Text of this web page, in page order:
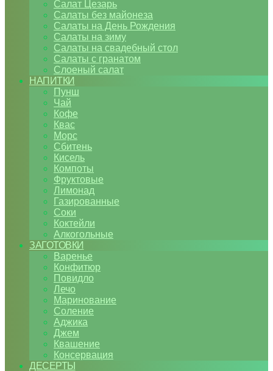
Салат Цезарь
Салаты без майонеза
Салаты на День Рождения
Салаты на зиму
Салаты на свадебный стол
Салаты с гранатом
Слоеный салат
НАПИТКИ
Пунш
Чай
Кофе
Квас
Морс
Сбитень
Кисель
Компоты
Фруктовые
Лимонад
Газированные
Соки
Коктейли
Алкогольные
ЗАГОТОВКИ
Варенье
Конфитюр
Повидло
Лечо
Маринование
Соление
Аджика
Джем
Квашение
Консервация
ДЕСЕРТЫ